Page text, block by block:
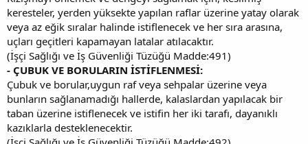
keresteler, yerden yüksekte yapılan raflar üzerine yatay olarak
veya az eğik sıralar halinde istiflenecek ve her sıra arasına,
uçları geçitleri kapamayan latalar atılacaktır.
(İşçi Sağlığı ve İş Güvenliği Tüzüğü Madde:491)
- ÇUBUK VE BORULARIN İSTİFLENMESİ:
Çubuk ve borular,uygun raf veya sehpalar üzerine veya
bunların sağlanamadığı hallerde, kalaslardan yapılacak bir
taban üzerine istiflenecek ve istifin her iki tarafı, dayanıklı
kazıklarla desteklenecektir.